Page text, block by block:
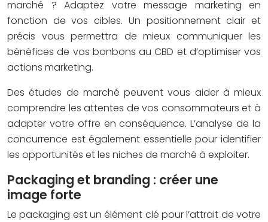
marché ? Adaptez votre message marketing en
fonction de vos cibles. Un positionnement clair et
précis vous permettra de mieux communiquer les
bénéfices de vos bonbons au CBD et d’optimiser vos
actions marketing.
Des études de marché peuvent vous aider à mieux
comprendre les attentes de vos consommateurs et à
adapter votre offre en conséquence. L’analyse de la
concurrence est également essentielle pour identifier
les opportunités et les niches de marché à exploiter.
Packaging et branding : créer une
image forte
Le packaging est un élément clé pour l’attrait de votre